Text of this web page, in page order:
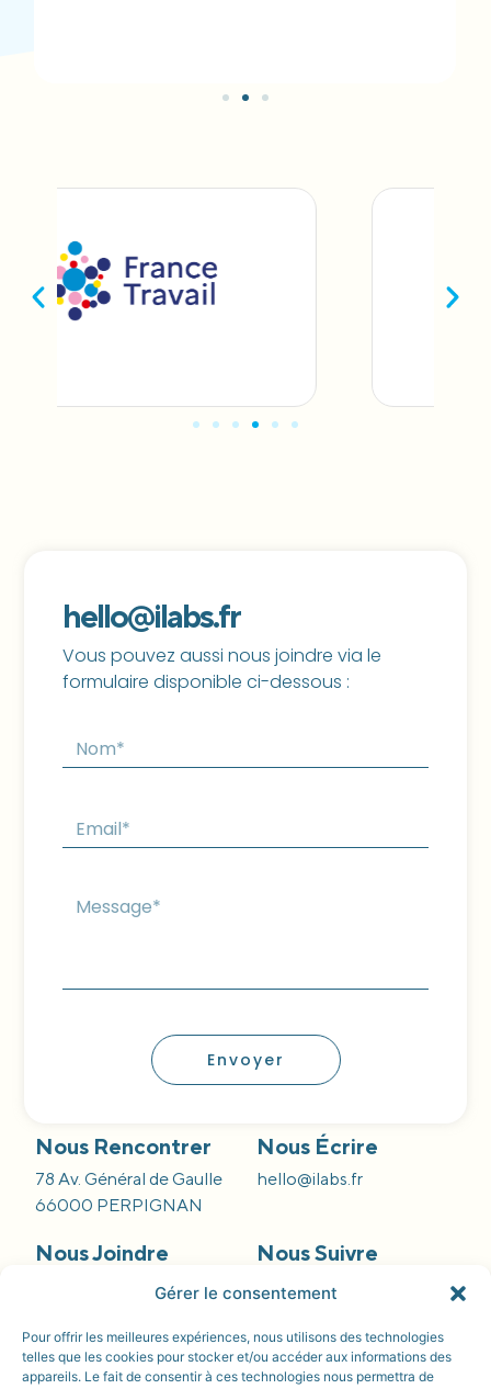
Gérer le consentement
Pour offrir les meilleures expériences, nous utilisons des technologies
telles que les cookies pour stocker et/ou accéder aux informations des
appareils. Le fait de consentir à ces technologies nous permettra de
hello@ilabs.fr
Vous pouvez aussi nous joindre via le
formulaire disponible ci-dessous :
Envoyer
Nous Rencontrer
78 Av. Général de Gaulle
66000 PERPIGNAN
Nous Écrire
hello@ilabs.fr
Nous Joindre Nous Suivre